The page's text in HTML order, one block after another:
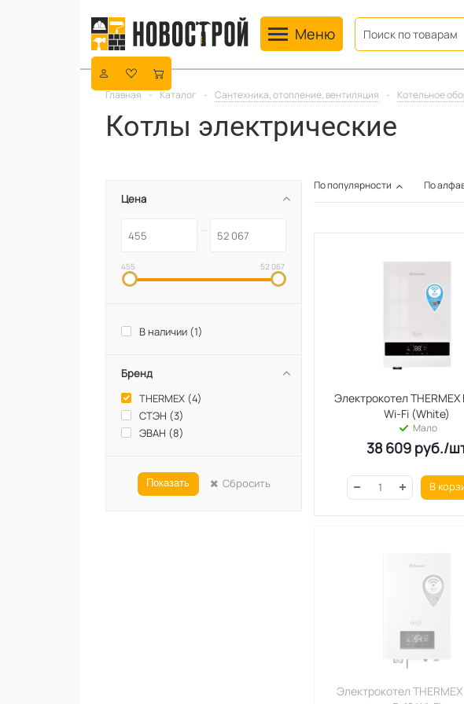
Toggle navigation
Меню
Главная - Каталог - Сантехника, отопление, вентиляция - Котельное
Котлы электрические
Цена
455 52 067
В наличии (1)
Бренд
THERMEX (4)
СТЭН (3)
ЭВАН (8)
Показать Сбросить
По популярности По
Электрокотел THERMEX
Wi-Fi (White)
Мало
38 609 руб./
В
Электрокотел